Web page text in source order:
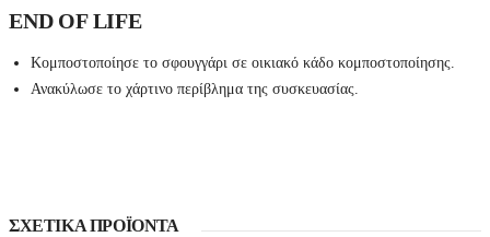
END OF LIFE
Κομποστοποίησε το σφουγγάρι σε οικιακό κάδο κομποστοποίησης.
Ανακύλωσε το χάρτινο περίβλημα της συσκευασίας.
ΣΧΕΤΙΚΆ ΠΡΟΪΌΝΤΑ